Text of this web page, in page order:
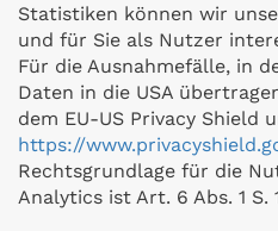
Statistiken können wir
und für Sie als Nutzer
Für die Ausnahmefälle, in
Daten in die USA
dem EU-US Privacy Shield
https://
Rechtsgrundlage für die
Analytics ist Art. 6 Abs. 1 S.